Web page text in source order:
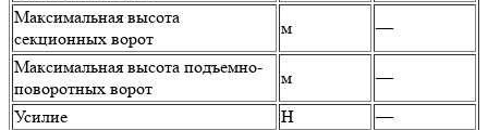
Максимальная высота
секционных ворот
м
—
Максимальная высота подъемно-
поворотных ворот
м
—
Усилие
Н
—